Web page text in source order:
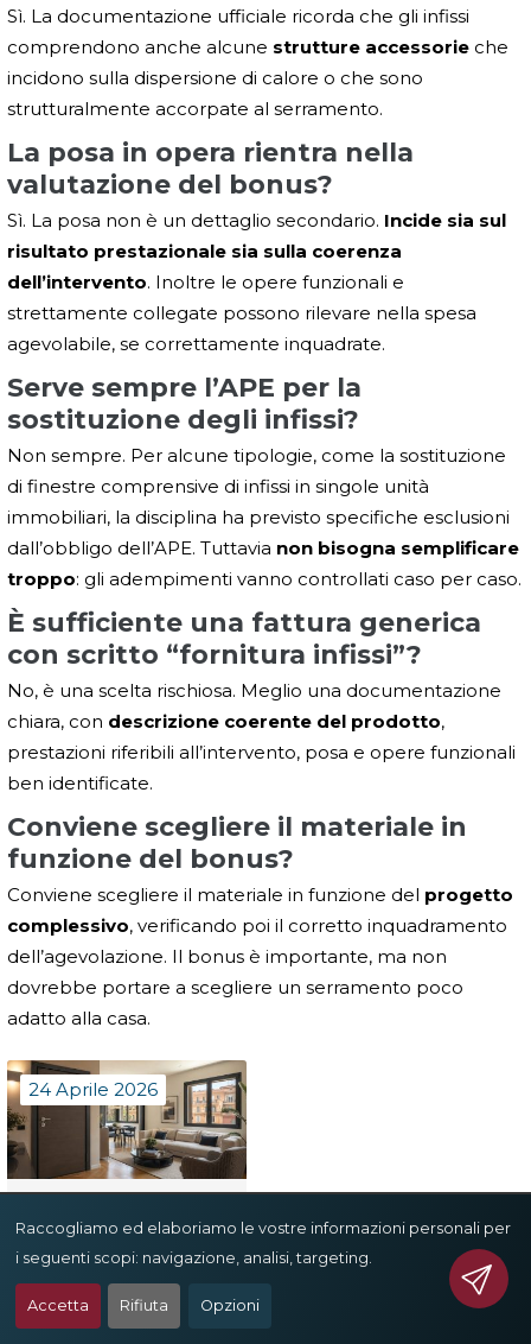
Raccogliamo ed elaboriamo le vostre informazioni personali per
i seguenti scopi: navigazione, analisi, targeting
Accetta Rifiuta Opzioni
Sì. La documentazione ufficiale ricorda che gli infissi
comprendono anche alcune strutture accessorie che
incidono sulla dispersione di calore o che sono
strutturalmente accorpate al serramento.
La posa in opera rientra nella
valutazione del bonus?
Sì. La posa non è un dettaglio secondario. Incide sia sul
risultato prestazionale sia sulla coerenza
dell’intervento. Inoltre le opere funzionali e
strettamente collegate possono rilevare nella spesa
agevolabile, se correttamente inquadrate.
Serve sempre l’APE per la
sostituzione degli infissi?
Non sempre. Per alcune tipologie, come la sostituzione
di finestre comprensive di infissi in singole unità
immobiliari, la disciplina ha previsto specifiche esclusioni
dall’obbligo dell’APE. Tuttavia non bisogna semplificare
troppo: gli adempimenti vanno controllati caso per caso.
È sufficiente una fattura generica
con scritto “fornitura infissi”?
No, è una scelta rischiosa. Meglio una documentazione
chiara, con descrizione coerente del prodotto,
prestazioni riferibili all’intervento, posa e opere funzionali
ben identificate.
Conviene scegliere il materiale in
funzione del bonus?
Conviene scegliere il materiale in funzione del progetto
complessivo, verificando poi il corretto inquadramento
dell’agevolazione. Il bonus è importante, ma non
dovrebbe portare a scegliere un serramento poco
adatto alla casa.
24 Aprile 2026
Sicurezza e design:
come integrare porta
blindata e serramenti
senza rovinare